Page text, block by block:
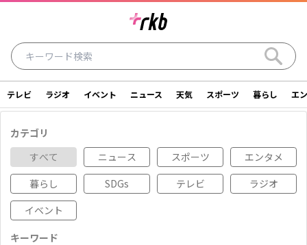
テレビ ラジオ イベント ニュース
天気 スポーツ 暮らし エンタメ
SDGs アナウンサー ライター シリーズ
テレビ ラジオ イベント ニュース 天気 スポーツ 暮らし エ
カテゴリ
すべて
ニュース スポーツ
エンタメ
暮らし
SDGs テレビ
ラジオ
イベント
キーワード